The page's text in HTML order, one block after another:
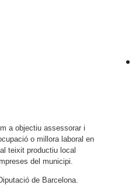
a objectiu assessorar i
o millora laboral en
teixit productiu local
del municipi.
de Barcelona.